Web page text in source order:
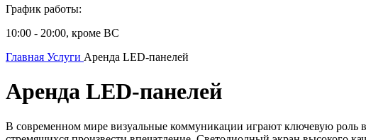
График работы:
10:00 - 20:00, кроме ВС
Главная Услуги Аренда LED-панелей
Аренда LED-панелей
В современном мире визуальные коммуникации играют ключевую роль